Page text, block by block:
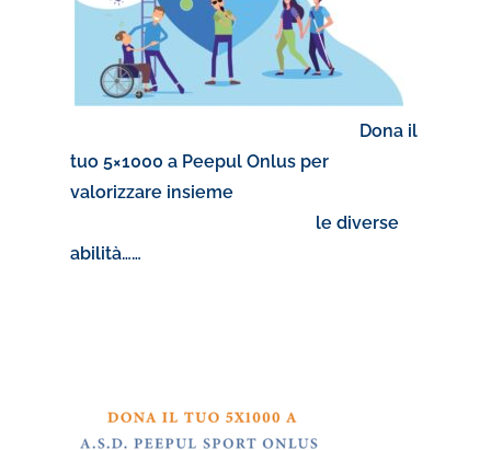
Dona il
tuo 5×1000 a Peepul Onlus per
valorizzare insieme
le diverse
abilità……